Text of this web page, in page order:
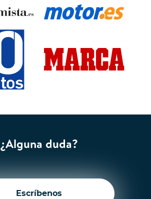
¿Alguna duda?
Escríbenos